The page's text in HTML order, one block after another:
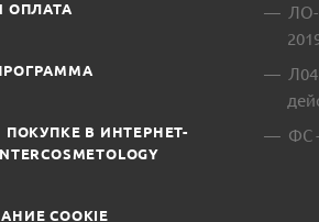
ОПЛАТА
ПОКУПКЕ В ИНТЕРНЕТ-
COOKIE
ЛО-
ФС